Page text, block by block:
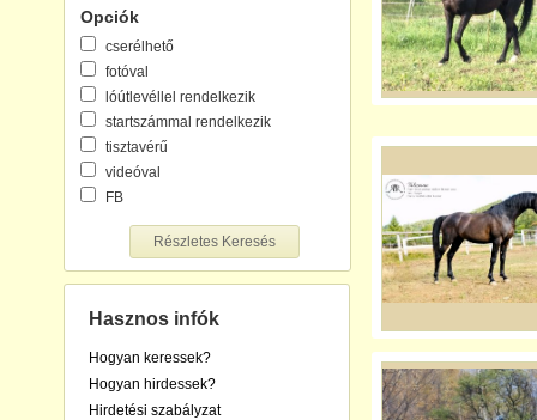
Opciók
cserélhető
fotóval
lóútlevéllel rendelkezik
startszámmal rendelkezik
tisztavérű
videóval
FB
Részletes Keresés
Hasznos infók
Hogyan keressek?
Hogyan hirdessek?
Hirdetési szabályzat